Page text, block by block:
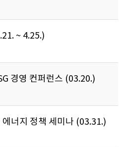
~ 4.25.)
경영 컨퍼런스 (03.20.)
너지 정책 세미나 (03.31.)